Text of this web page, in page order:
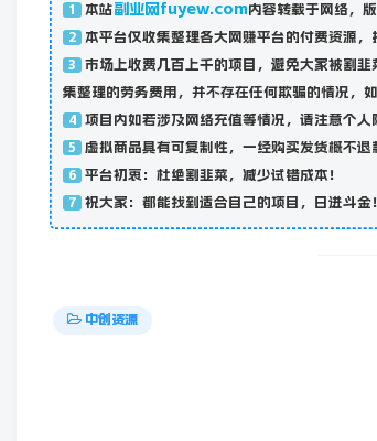
1 本站副业网fuyew.com内容转载于网络，
2 本平台仅收集整理各大网赚平台的付费资源
3
市场上收费几百上千的项目，避免大家被割
集整理的劳务费用，并不存在任何欺骗的情况，
4 项目内如若涉及网络充值等情况，请注意个人
5 虚拟商品具有可复制性，一经购买发货概不退
6 平台初衷：杜绝割韭菜，减少试错成本！
7 祝大家：都能找到适合自己的项目，日进斗金！
中创资源